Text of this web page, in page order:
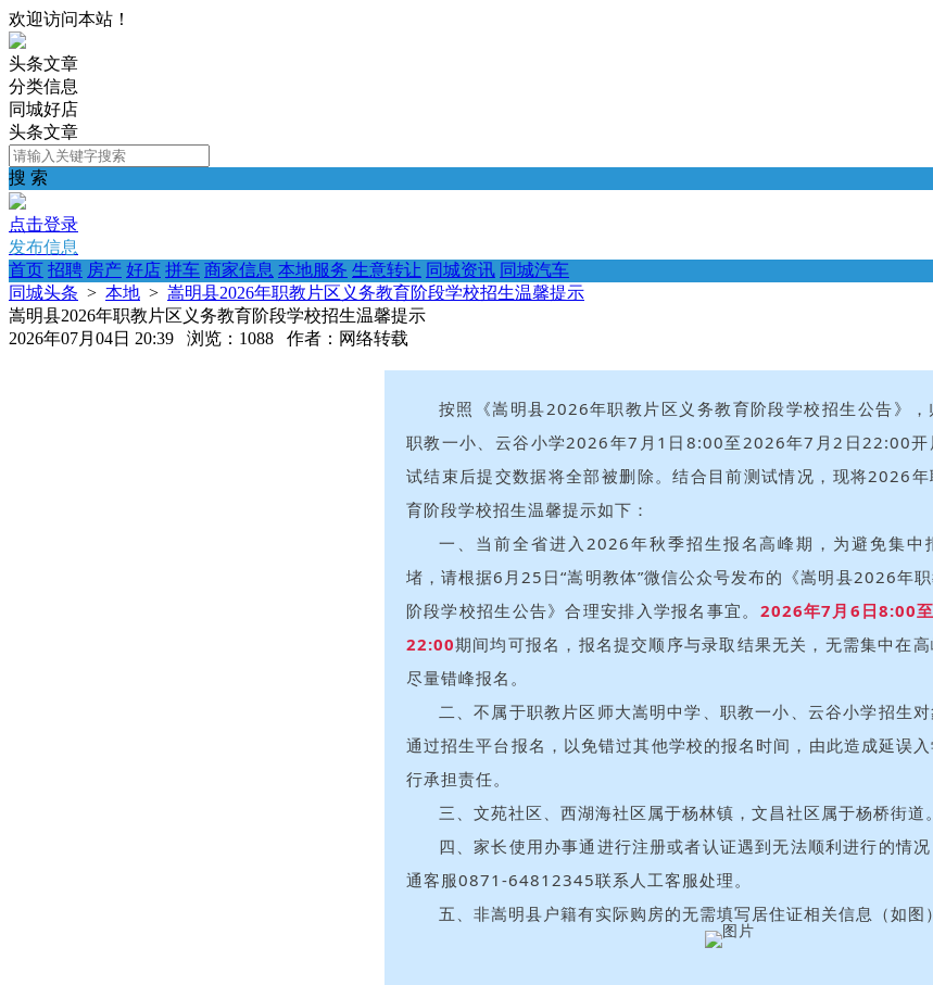
欢迎访问本站！
头条文章
分类信息
同城好店
头条文章
搜 索
点击登录
发布信息
首页 招聘 房产 好店 拼车 商家信息 本地服务 生意转让 同城资讯 同城汽车
同城头条 > 本地 > 嵩明县2026年职教片区义务教育阶段学校招生温馨提示
嵩明县2026年职教片区义务教育阶段学校招生温馨提示
2026年07月04日 20:39 浏览：1088 作者：网络转载
按照《嵩明县2026年职教片区义务教育阶段学校招生公告》，
职教一小、云谷小学2026年7月1日8:00至2026年7月2日22:00开
试结束后提交数据将全部被删除。结合目前测试情况，现将2026
育阶段学校招生温馨提示如下：
一、当前全省进入2026年秋季招生报名高峰期，为避免集中
堵，请根据6月25日“嵩明教体”微信公众号发布的《嵩明县2026年
阶段学校招生公告》合理安排入学报名事宜。 2026年7月6日8:00
22:00期间均可报名，报名提交顺序与录取结果无关，无需集中在
尽量错峰报名。
二、不属于职教片区师大嵩明中学、职教一小、云谷小学招生
通过招生平台报名，以免错过其他学校的报名时间，由此造成延误
行承担责任。
三、文苑社区、西湖海社区属于杨林镇，文昌社区属于杨桥街道。
四、家长使用办事通进行注册或者认证遇到无法顺利进行的情
通客服0871-64812345联系人工客服处理。
五、非嵩明县户籍有实际购房的无需填写居住证相关信息（如图